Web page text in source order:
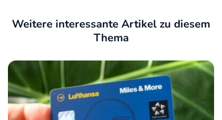
Weitere interessante Artikel zu diesem
Thema